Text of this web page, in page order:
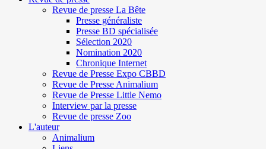
Revue de presse La Bête
Presse généraliste
Presse BD spécialisée
Sélection 2020
Nomination 2020
Chronique Internet
Revue de Presse Expo CBBD
Revue de Presse Animalium
Revue de Presse Little Nemo
Interview par la presse
Revue de presse Zoo
L'auteur
Animalium